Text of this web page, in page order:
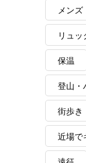
メンズ
リュッ
保温
登山・
街歩き
近場で